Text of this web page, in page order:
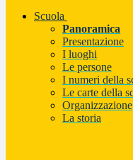
Scuola
Panoramica
Presentazione
I luoghi
Le persone
I numeri della
Le carte della
Organizzazione
La storia